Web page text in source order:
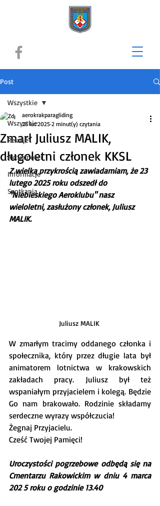
Post
Wszystkie
Relacje
Aktualności
Informacje
Spotkania
Wszystkie
Zmarł Juliusz MALIK,
długoletni członek KKSL
aerokrakparagliding
25 lut 2025 2 minut(y) czytania
Z wielką przykrością zawiadamiam, że 23
lutego 2025 roku odszedł do
"Niebieskiego Aeroklubu" nasz
wieloletni, zasłużony członek, Juliusz
MALIK.
Juliusz MALIK
W zmarłym tracimy oddanego członka i
społecznika, który przez długie lata był
animatorem lotnictwa w krakowskich
zakładach pracy. Juliusz był też
wspaniałym przyjacielem i kolegą. Będzie
Go nam brakowało. Rodzinie składamy
serdeczne wyrazy współczucia!
Żegnaj Przyjacielu.
Cześć Twojej Pamięci!
Uroczystości pogrzebowe odbędą się na
Cmentarzu Rakowickim w dniu 4 marca
202 5 roku o godzinie 13.40